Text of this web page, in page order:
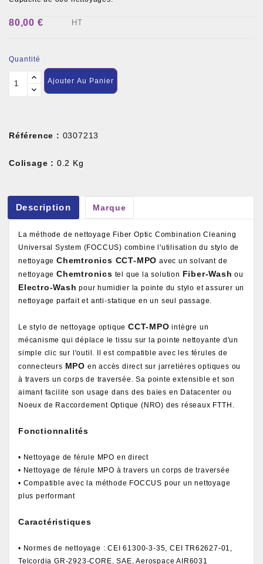
80,00 € HT
Quantité
Ajouter Au Panier
Référence : 0307213
Colisage : 0.2 Kg
Description Marque
La méthode de nettoyage Fiber Optic Combination Cleaning
Universal System (FOCCUS) combine l'utilisation du stylo de
nettoyage Chemtronics CCT-MPO avec un solvant de
nettoyage Chemtronics tel que la solution Fiber-Wash ou
Electro-Wash pour humidier la pointe du stylo et assurer un
nettoyage parfait et anti-statique en un seul passage.
Le stylo de nettoyage optique CCT-MPO intègre un
mécanisme qui déplace le tissu sur la pointe nettoyante d'un
simple clic sur l'outil. Il est compatible avec les férules de
connecteurs MPO en accès direct sur jarretières optiques ou
à travers un corps de traversée. Sa pointe extensible et son
aimant facilite son usage dans des baies en Datacenter ou
Noeux de Raccordement Optique (NRO) des réseaux FTTH.
Fonctionnalités
• Nettoyage de férule MPO en direct
• Nettoyage de férule MPO à travers un corps de traversée
• Compatible avec la méthode FOCCUS pour un nettoyage
plus performant
Caractéristiques
• Normes de nettoyage : CEI 61300-3-35, CEI TR62627-01,
Telcordia GR-2923-CORE, SAE, Aerospace AIR6031